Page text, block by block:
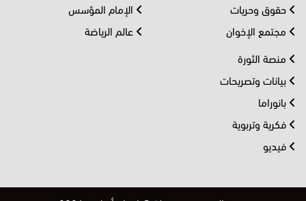
حقوق وحريات
مجتمع الإخوان
الإمام المؤسس
عالم الرياضة
منصة الثورة
بيانات وتصريحات
بانوراما
فكرية وتربوية
فيديو